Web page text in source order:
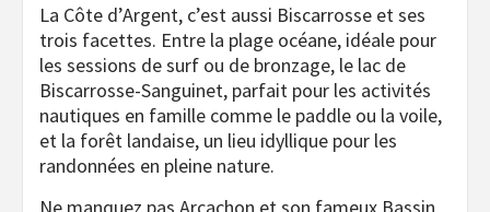
La Côte d’Argent, c’est aussi Biscarrosse et ses
trois facettes. Entre la plage océane, idéale pour
les sessions de surf ou de bronzage, le lac de
Biscarrosse-Sanguinet, parfait pour les activités
nautiques en famille comme le paddle ou la voile,
et la forêt landaise, un lieu idyllique pour les
randonnées en pleine nature.
Ne manquez pas Arcachon et son fameux Bassin,